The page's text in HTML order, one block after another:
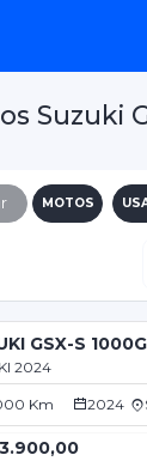
Suzuki
MOTOS
GSX-S
2024
Km 2024